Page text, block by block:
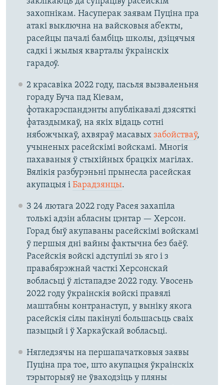
захопнікам. Насуперак заявам Пуціна пра
атакі выключна на вайсковыя аб’екты,
расейцы пачалі бамбіць школы, дзіцячыя
садкі і жылыя кварталы ўкраінскіх
гарадоў.
2 красавіка 2022 году, пасьля вызваленьня
гораду Буча пад Кіевам,
фотакарэспандэнты апублікавалі дзясяткі
фатаздымкаў, на якіх відаць сотні
нябожчыкаў, ахвяраў масавых забойстваў,
учыненых расейскімі войскамі. Многія
пахаваныя ў стыхійных брацкіх магілах.
Вялікія разбурэньні прынесла расейская
акупацыя і Барадзянцы.
З 24 лютага 2022 году Расея захапіла
толькі адзін абласны цэнтар — Херсон.
Горад быў акупаваны расейскімі войскамі
ў першыя дні вайны фактычна без баёў.
Расейскія войскі адступілі зь яго і з
правабярэжнай часткі Херсонскай
вобласьці ў лістападзе 2022 году. Увосень
2022 году ўкраінскія войскі правялі
маштабны контранаступ, у выніку якога
расейскія сілы пакінулі большасьць сваіх
пазыцый і ў Харкаўскай вобласьці.
Нягледзячы на першапачатковыя заявы
Пуціна пра тое, што акупацыя ўкраінскіх
тэрыторыяў не ўваходзіць у пляны